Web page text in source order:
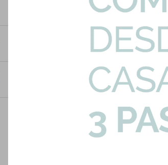
56X36X37Cm Bidet Torrens Blanco Apto Solo Para ...
Art: HG-XFH342-BIDET-SIN
Inodoro Inodoro Para Mochila Torrens Blanco Rim...
Art: HG-XFH042-INOD-TAPA
Mochila Para Inodoro Largo Modelo Torrens
Art: HG-XFH042-MOCHILA